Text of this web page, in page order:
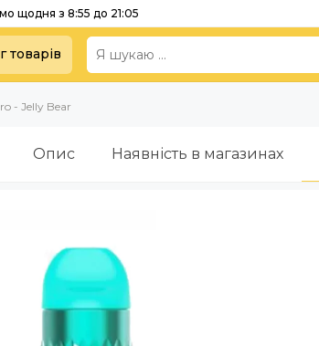
щодня з 8:55 до 21:05
товарів
- Jelly Bear
Опис Наявність в магазинах